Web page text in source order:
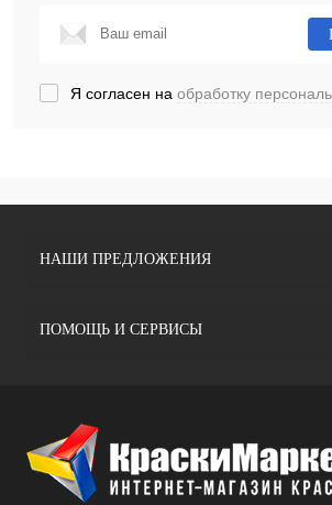
Я согласен на обработку
НАШИ ПРЕДЛОЖЕНИЯ
ПОМОЩЬ И СЕРВИСЫ